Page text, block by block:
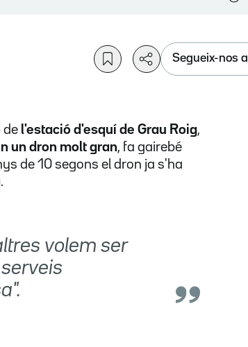
Segueix-nos a
de l'estació d'esquí de Grau Roig,
un dron molt gran, fa gairebé
de 10 segons el dron ja s'ha
.
volem ser